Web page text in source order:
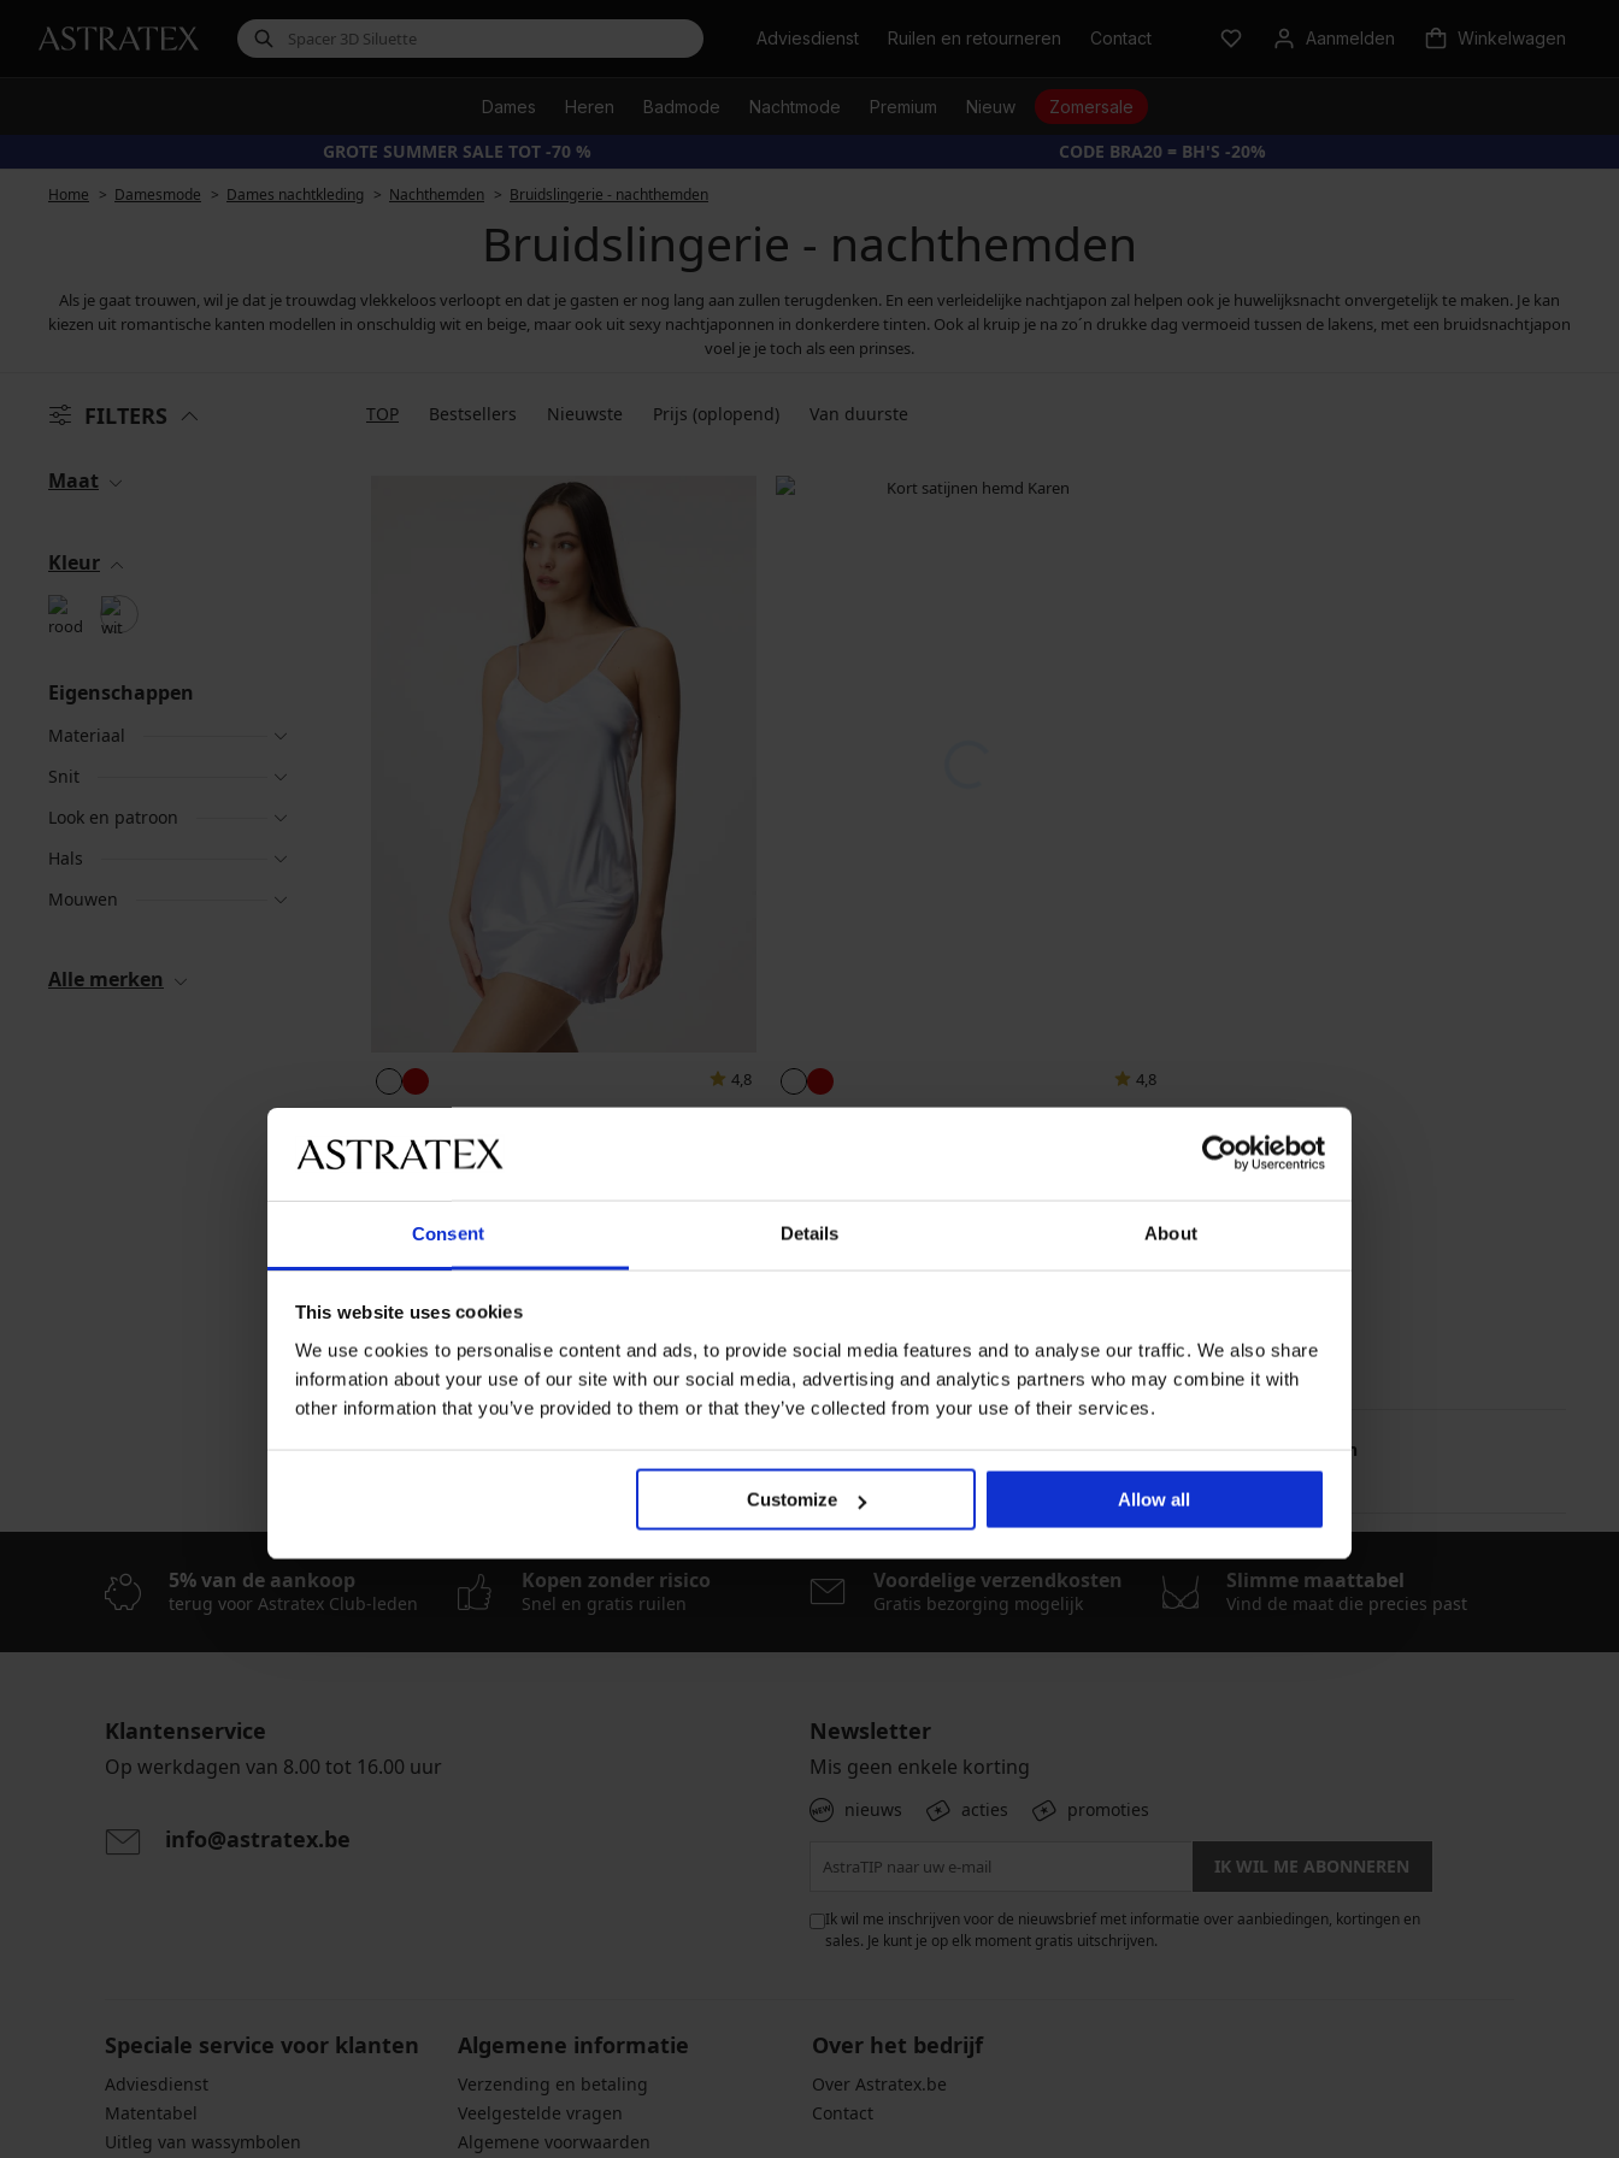
Consent Details About
This website uses cookies
We use cookies to personalise content and ads, to provide social media features and to analyse our traffic. We also share
information about your use of our site with our social media, advertising and analytics partners who may combine it with
other information that you’ve provided to them or that they’ve collected from your use of their services.
Customize Allow all
ZoekenAdviesdienst Ruilen en retourneren Contact Aanmelden Winkelwagen
Dames Heren Badmode Nachtmode Premium Nieuw Zomersale
GROTE SUMMER SALE TOT -70 % CODE BRA20 = BH'S -20%
Home Damesmode Dames nachtkleding Nachthemden Bruidslingerie - nachthemden
Bruidslingerie - nachthemden
Als je gaat trouwen, wil je dat je trouwdag vlekkeloos verloopt en dat je gasten er nog lang aan zullen terugdenken. En een verleidelijke nachtjapon zal helpen ook je huwelijksnacht onvergetelijk te maken. Je kan
kiezen uit romantische kanten modellen in onschuldig wit en beige, maar ook uit sexy nachtjaponnen in donkerdere tinten. Ook al kruip je na zo´n drukke dag vermoeid tussen de lakens, met een bruidsnachtjapon
voel je je toch als een prinses.
FILTERS TOP Bestsellers Nieuwste Prijs (oplopend) Van duurste
Maat
Kleur
Eigenschappen
Materiaal
Snit
Look en patroon
Hals
Mouwen
Alle merken
4,8
Kort satijnen hemd Karen
26,99 €
4,8
Kort satijnen hemd Karen
Populairste merken
Meest gekochte kleuren
wit
rood crème groen
Meest gekochte maten
S
XXL M L
5% van de aankoop
terug voor Astratex Club-leden
Kopen zonder risico
Snel en gratis ruilen
Voordelige verzendkosten
Gratis bezorging mogelijk
Slimme maattabel
Vind de maat die precies past
Klantenservice
Op werkdagen van 8.00 tot 16.00 uur
info@astratex.be
Newsletter
Mis geen enkele korting
nieuws acties promoties
IK WIL ME ABONNEREN
Ik wil me inschrijven voor de nieuwsbrief met informatie over aanbiedingen, kortingen en
sales. Je kunt je op elk moment gratis uitschrijven.
Speciale service voor klanten
Adviesdienst
Matentabel
Uitleg van wassymbolen
Algemene informatie
Verzending en betaling
Veelgestelde vragen
Algemene voorwaarden
Over het bedrijf
Over Astratex.be
Contact